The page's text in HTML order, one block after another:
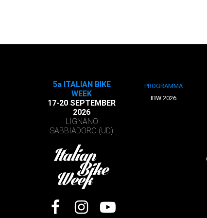
5a ITALIAN BIKE
WEEK
17-20 SEPTEMBER
2026
LIGNANO
SABBIADORO (UD)
PROGRAMMA
IBW 2026